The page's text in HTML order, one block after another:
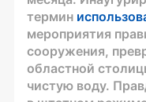
термин
мероприятия
сооружения,
областной
чистую воду.